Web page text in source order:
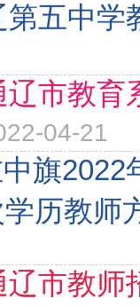
五中学
市教育
04-21
旗2022
历教师
市教师